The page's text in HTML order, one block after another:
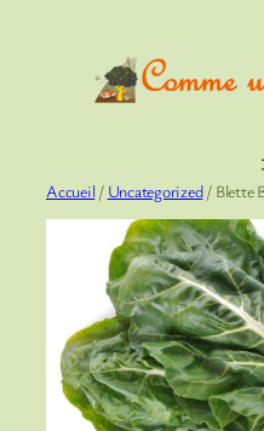
Accueil / Uncategorized/ Blette